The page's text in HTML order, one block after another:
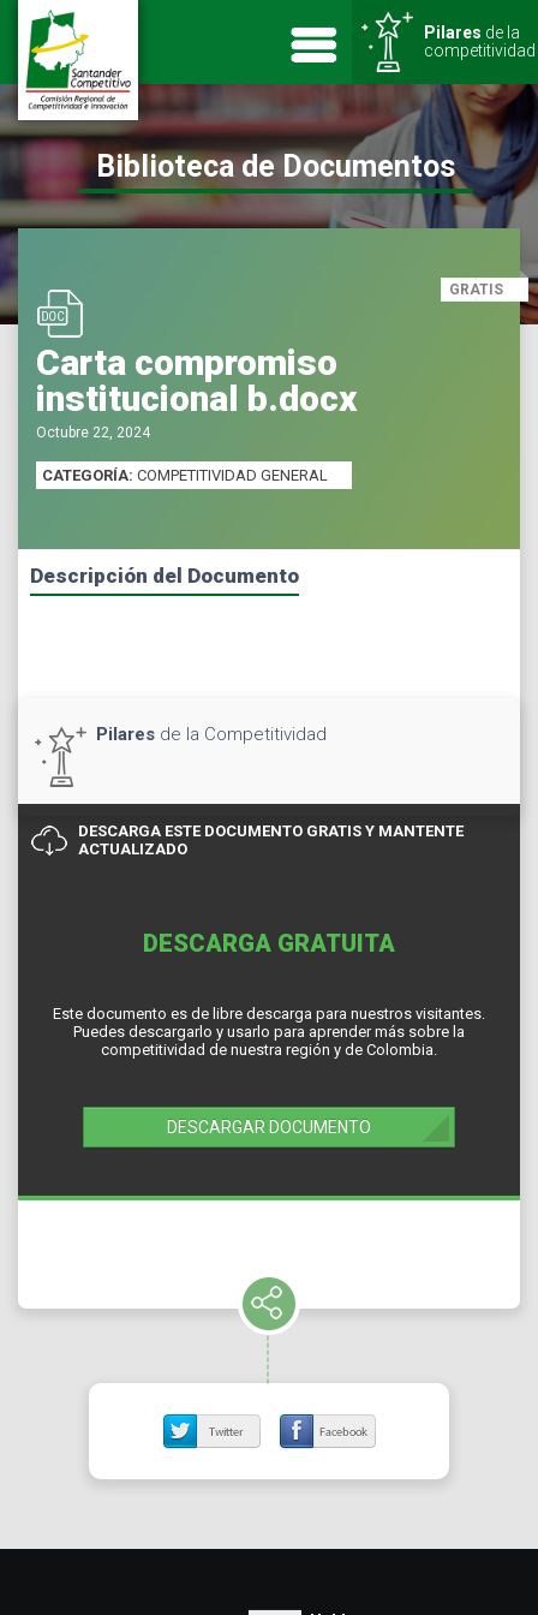
Pilares de la
competitividad
Biblioteca de Documentos
GRATIS
Carta compromiso
institucional b.docx
Octubre 22, 2024
CATEGORÍA: COMPETITIVIDAD GENERAL
Descripción del Documento
Pilares de la Competitividad
DESCARGA ESTE DOCUMENTO GRATIS Y MANTENTE
ACTUALIZADO
DESCARGA GRATUITA
Este documento es de libre descarga para nuestros visitantes.
Puedes descargarlo y usarlo para aprender más sobre la
competitividad de nuestra región y de Colombia.
DESCARGAR DOCUMENTO